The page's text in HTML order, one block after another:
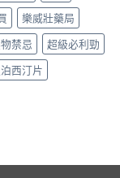
樂威壯藥局
禁忌
超級必利勁
西汀片